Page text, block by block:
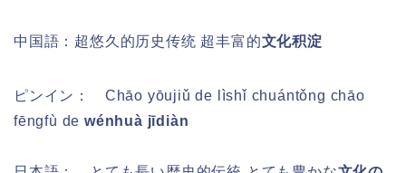
中国語：超悠久的历史传统 超丰富的文化积淀
ピンイン： Chāo yōujiǔ de lìshǐ chuántǒng chāo
fēngfù de wénhuà jīdiàn